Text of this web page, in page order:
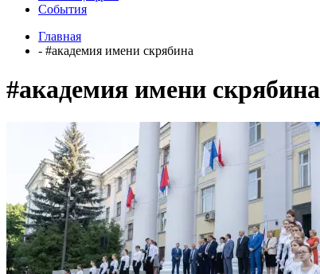
События
Главная
- #академия имени скрябина
#академия имени скрябина